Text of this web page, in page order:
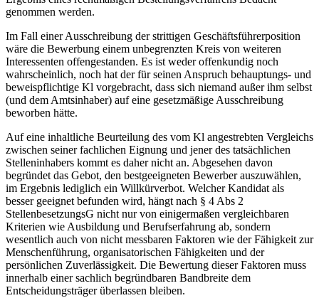
genommen werden.
Im Fall einer Ausschreibung der strittigen Geschäftsführerposition
wäre die Bewerbung einem unbegrenzten Kreis von weiteren
Interessenten offengestanden. Es ist weder offenkundig noch
wahrscheinlich, noch hat der für seinen Anspruch behauptungs- und
beweispflichtige Kl vorgebracht, dass sich niemand außer ihm selbst
(und dem Amtsinhaber) auf eine gesetzmäßige Ausschreibung
beworben hätte.
Auf eine inhaltliche Beurteilung des vom Kl angestrebten Vergleichs
zwischen seiner fachlichen Eignung und jener des tatsächlichen
Stelleninhabers kommt es daher nicht an. Abgesehen davon
begründet das Gebot, den bestgeeigneten Bewerber auszuwählen,
im Ergebnis lediglich ein Willkürverbot. Welcher Kandidat als
besser geeignet befunden wird, hängt nach § 4 Abs 2
StellenbesetzungsG nicht nur von einigermaßen vergleichbaren
Kriterien wie Ausbildung und Berufserfahrung ab, sondern
wesentlich auch von nicht messbaren Faktoren wie der Fähigkeit zur
Menschenführung, organisatorischen Fähigkeiten und der
persönlichen Zuverlässigkeit. Die Bewertung dieser Faktoren muss
innerhalb einer sachlich begründbaren Bandbreite dem
Entscheidungsträger überlassen bleiben.